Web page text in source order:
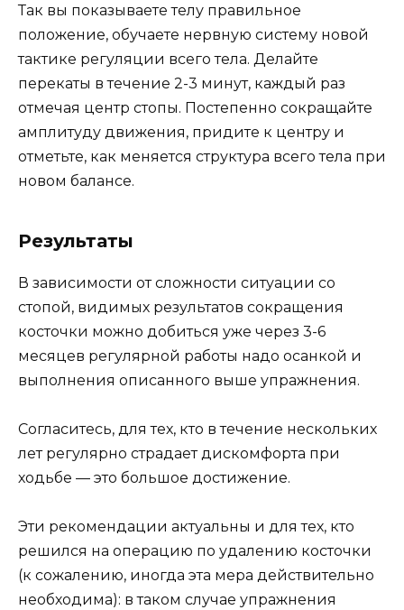
Так вы показываете телу правильное
положение, обучаете нервную систему новой
тактике регуляции всего тела. Делайте
перекаты в течение 2-3 минут, каждый раз
отмечая центр стопы. Постепенно сокращайте
амплитуду движения, придите к центру и
отметьте, как меняется структура всего тела при
новом балансе.
Результаты
В зависимости от сложности ситуации со
стопой, видимых результатов сокращения
косточки можно добиться уже через 3-6
месяцев регулярной работы надо осанкой и
выполнения описанного выше упражнения.
Согласитесь, для тех, кто в течение нескольких
лет регулярно страдает дискомфорта при
ходьбе — это большое достижение.
Эти рекомендации актуальны и для тех, кто
решился на операцию по удалению косточки
(к сожалению, иногда эта мера действительно
необходима): в таком случае упражнения